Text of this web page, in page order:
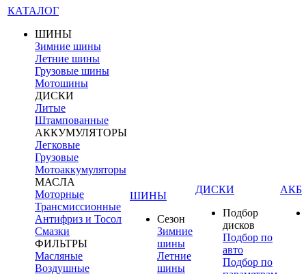
КАТАЛОГ
ШИНЫ
Зимние шины
Летние шины
Грузовые шины
Мотошины
ДИСКИ
Литые
Штампованные
АККУМУЛЯТОРЫ
Легковые
Грузовые
Мотоаккумуляторы
МАСЛА
Моторные
Трансмиссионные
Антифриз и Тосол
Смазки
ФИЛЬТРЫ
Масляные
Воздушные
ШИНЫ
Сезон
Зимние
шины
Летние
шины
ДИСКИ
Подбор
дисков
Подбор по
авто
Подбор по
АКБ